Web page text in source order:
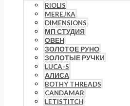
RIOLIS
MEREJKA
DIMENSIONS
МП СТУДИЯ
ОВЕН
ЗОЛОТОЕ РУНО
ЗОЛОТЫЕ РУЧКИ
LUCA-S
АЛИСА
BOTHY THREADS
CANDAMAR
LETISTITCH